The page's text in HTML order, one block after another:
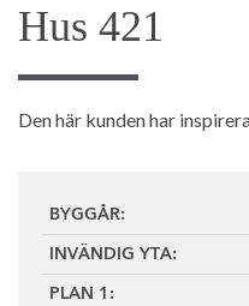
Hus 421
Den här kunden har
BYGGÅR:
INVÄNDIG YTA:
PLAN 1: